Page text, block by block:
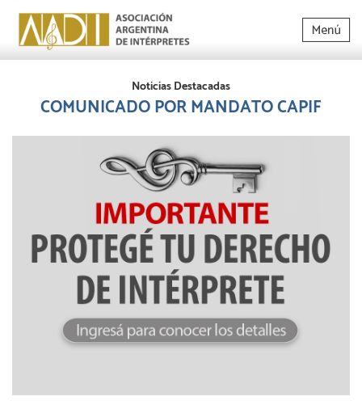
Noticias Destacadas
COMUNICADO POR MANDATO CAPIF